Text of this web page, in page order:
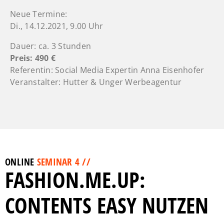
Neue Termine:
Di., 14.12.2021, 9.00 Uhr
Dauer: ca. 3 Stunden
Preis: 490 €
Referentin: Social Media Expertin Anna Eisenhofer
Veranstalter: Hutter & Unger Werbeagentur
ONLINE SEMINAR 4 //
FASHION.ME.UP:
CONTENTS EASY NUTZEN